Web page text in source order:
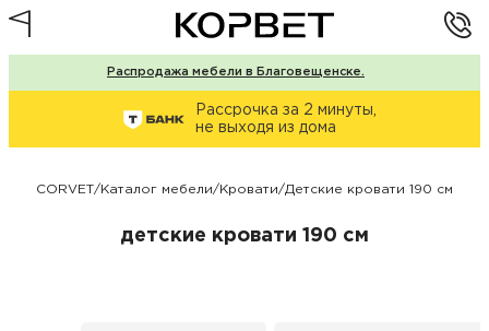
Распродажа мебели в Благовещенске.
Рассрочка за 2 минуты,
не выходя из дома
CORVET/Каталог мебели/Кровати/Детские кровати 190 см
детские кровати 190 см